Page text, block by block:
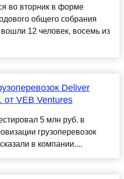
во вторник в форме
общего собрания
12 человек, восемь из
Deliver
от VEB Ventures
5 млн руб. в
грузоперевозок
в компании....